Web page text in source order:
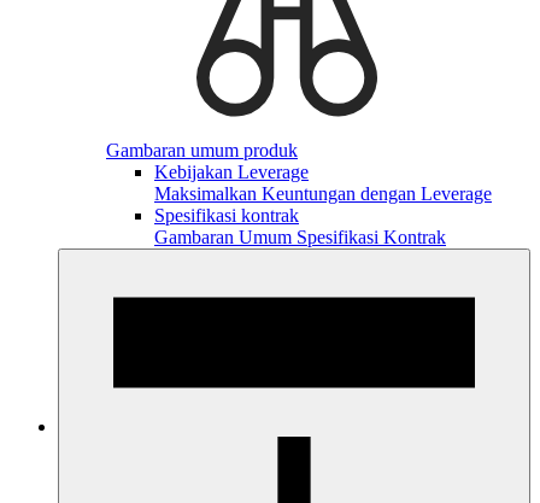
Gambaran umum produk
Kebijakan Leverage
Maksimalkan Keuntungan dengan Leverage
Spesifikasi kontrak
Gambaran Umum Spesifikasi Kontrak